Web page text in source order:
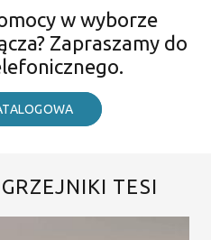
w wyborze
Zapraszamy do
TESI